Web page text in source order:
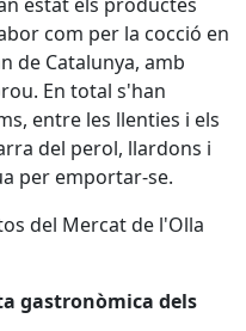
com per la cocció en
de Catalunya, amb
En total s'han
entre les llenties i els
del perol, llardons i
per emportar-se.
del Mercat de l'Olla
gastronòmica dels